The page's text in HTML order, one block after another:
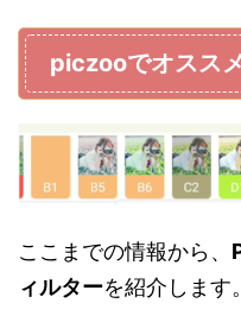
piczooでオスス
ここまでの情報から、
ィルターを紹介します。